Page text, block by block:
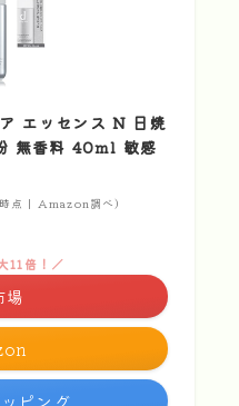
エッセンス N 日焼
無香料 40ml 敏感
点 | Amazon調べ）
11倍！／
場
ピング